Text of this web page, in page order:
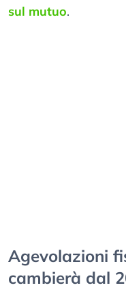
sul mutuo.
Agevolazioni
cambierà dal